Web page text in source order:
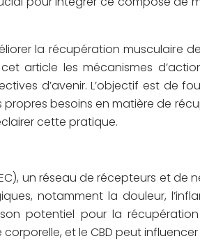
la récupération musculaire
article les mécanismes
d’avenir. L’objectif est de
besoins en matière de
cette pratique.
un réseau de récepteurs et de
notamment la douleur,
potentiel pour la
et le CBD peut